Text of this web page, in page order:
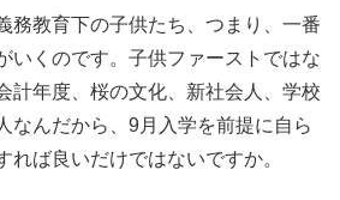
務教育下の子供たち、つまり、一番
いくのです。子供ファーストではな
計年度、桜の文化、新社会人、学校
なんだから、9月入学を前提に自ら
れば良いだけではないですか。